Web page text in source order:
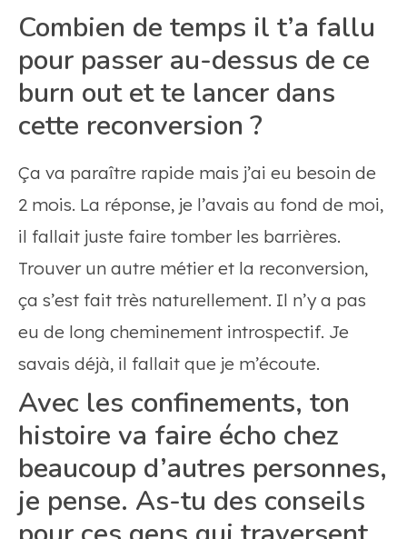
Combien de temps il t’a fallu
pour passer au-dessus de ce
burn out et te lancer dans
cette reconversion ?
Ça va paraître rapide mais j’ai eu besoin de
2 mois. La réponse, je l’avais au fond de moi,
il fallait juste faire tomber les barrières.
Trouver un autre métier et la reconversion,
ça s’est fait très naturellement. Il n’y a pas
eu de long cheminement introspectif. Je
savais déjà, il fallait que je m’écoute.
Avec les confinements, ton
histoire va faire écho chez
beaucoup d’autres personnes,
je pense. As-tu des conseils